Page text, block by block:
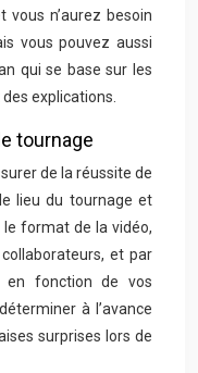
vous n’aurez besoin
vous pouvez aussi
qui se base sur les
explications.
tournage
de la réussite de
lieu du tournage et
format de la vidéo,
et par
en fonction de vos
à l’avance
surprises lors de